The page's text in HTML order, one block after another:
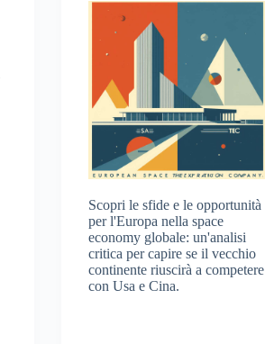
Scopri le sfide e le opportunità
per l'Europa nella space
economy globale: un'analisi
critica per capire se il vecchio
continente riuscirà a competere
con Usa e Cina.